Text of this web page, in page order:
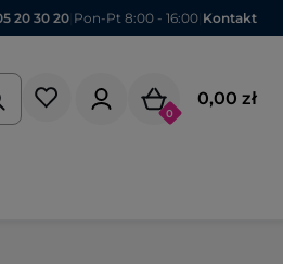
20 30 20 Pon-Pt 8:00 - 16:00 Kontakt
0
0,00 zł